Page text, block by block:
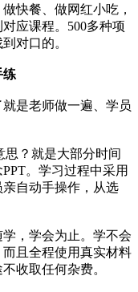
快餐、做网红小吃，
应课程。500多种项
对口的。
练
是老师做一遍、学员
思？就是大部分时间
。学习过程中采用
自动手操作，从选
，学会为止。学不会
且全程使用真实材料
收取任何杂费。